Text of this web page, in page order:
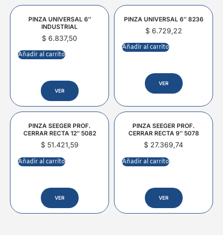
PINZA UNIVERSAL 6″
INDUSTRIAL
$ 6.837,50
Añadir al carrito
VER
PINZA UNIVERSAL 6″ 8236
$6.729,22
Añadir al carrito
VER
PINZA SEEGER PROF.
CERRAR RECTA 12″ 5082
$51.421,59
Añadir al carrito
VER
PINZA SEEGER PROF.
CERRAR RECTA 9″ 5078
$ 27.369,74
Añadir al carrito
VER